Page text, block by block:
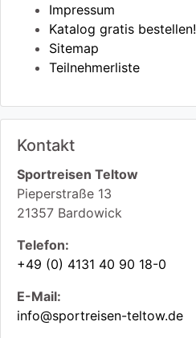
Impressum
Katalog gratis bestellen!
Sitemap
Teilnehmerliste
Kontakt
Sportreisen Teltow
Pieperstraße 13
21357 Bardowick
Telefon:
+49 (0) 4131 40 90 18-0
E-Mail:
info@sportreisen-teltow.de